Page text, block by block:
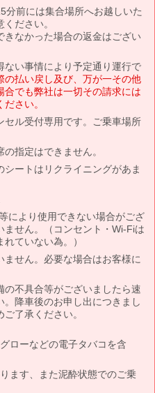
分前には集合場所へお越しいた
ださい。
なかった場合の返金はござい
ない事情により予定通り運行で
の払い戻し及び、万が一その他
でも弊社は一切その請求には
さい。
セル受付専用です。ご乗車場所
指定はできません。
ートはリクライニングがあま
により使用できない場合がござ
せん。（コンセント・Wi-Fiは
ていない為。）
せん。必要な場合はお客様に
不具合等がございましたら速
降車後のお申し出につきまし
了承ください。
ローなどの電子タバコを含
ます、また泥酔状態でのご乗